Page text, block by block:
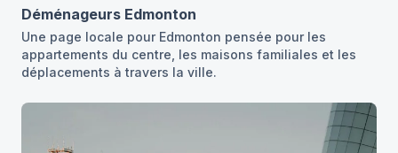
Déménageurs Edmonton
Une page locale pour Edmonton pensée pour les
appartements du centre, les maisons familiales et les
déplacements à travers la ville.